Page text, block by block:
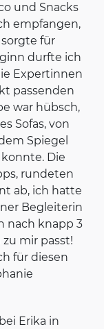
und Snacks
empfangen,
für
durfte ich
Expertinnen
passenden
war hübsch,
Sofas, von
Spiegel
Die
rundeten
ab, ich hatte
Begleiterin
nach knapp 3
mir passt!
für diesen
Erika in